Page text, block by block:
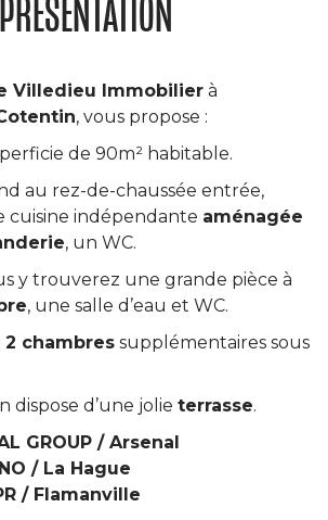
PRÉSENTATION
Villedieu Immobilier à
, vous propose :
de 90m² habitable.
au rez-de-chaussée entrée,
cuisine indépendante aménagée
, un WC.
y trouverez une grande pièce à
, une salle d’eau et WC.
2 chambres supplémentaires sous
dispose d’une jolie terrasse.
GROUP / Arsenal
/ La Hague
/ Flamanville